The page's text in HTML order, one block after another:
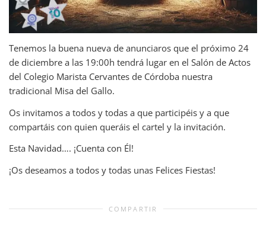
Tenemos la buena nueva de anunciaros que el próximo 24
de diciembre a las 19:00h tendrá lugar en el Salón de Actos
del Colegio Marista Cervantes de Córdoba nuestra
tradicional Misa del Gallo.
Os invitamos a todos y todas a que participéis y a que
compartáis con quien queráis el cartel y la invitación.
Esta Navidad…. ¡Cuenta con Él!
¡Os deseamos a todos y todas unas Felices Fiestas!
COMPARTIR